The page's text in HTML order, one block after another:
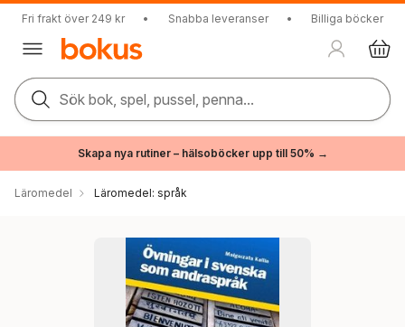
Fri frakt över 249 kr • Snabba leveranser • Billiga böcker
Sök bok, spel, pussel, penna...
Skapa nya rutiner – hälsoböcker upp till 50% →
Läromedel Läromedel: språk